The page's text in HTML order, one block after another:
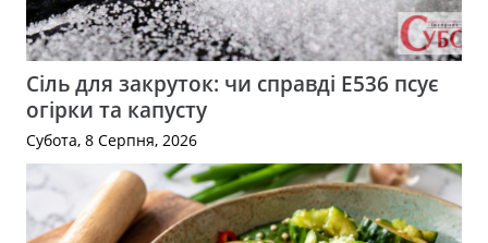
Сіль для закруток: чи справді Е536 псує
огірки та капусту
Субота, 8 Серпня, 2026